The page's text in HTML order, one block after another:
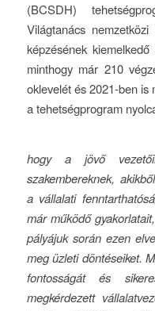
(BCSDH)
Világtanács
képzésének
minthogy már 210
oklevelét és 2021-ben is
a tehetségprogram
hogy a jövő
szakembereknek,
a vállalati
már működő
pályájuk során ezen
meg üzleti döntéseiket.
fontosságát és
megkérdezett